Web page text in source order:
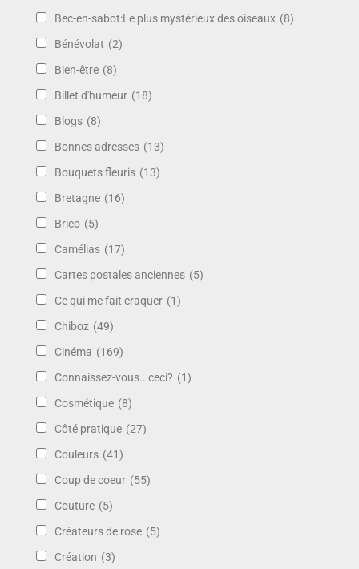
Bec-en-sabot:Le plus mystérieux des oiseaux (8)
Bénévolat (2)
Bien-être (8)
Billet d'humeur (18)
Blogs (8)
Bonnes adresses (13)
Bouquets fleuris (13)
Bretagne (16)
Brico (5)
Camélias (17)
Cartes postales anciennes (5)
Ce qui me fait craquer (1)
Chiboz (49)
Cinéma (169)
Connaissez-vous.. ceci? (1)
Cosmétique (8)
Côté pratique (27)
Couleurs (41)
Coup de coeur (55)
Couture (5)
Créateurs de rose (5)
Création (3)